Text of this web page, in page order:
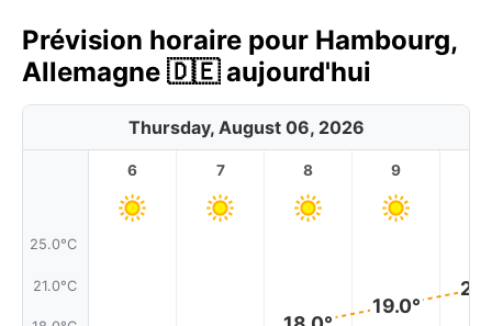
Prévision horaire pour Hambourg,
Allemagne 🇩🇪 aujourd'hui
Thursday, August 06, 2026
25.0°C
21.0°C
6 7 8 9
19.0°